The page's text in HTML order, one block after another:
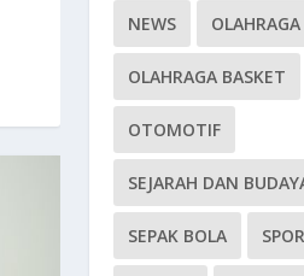
NEWS OLAHRAGA
OLAHRAGA BASKET
OTOMOTIF
SEJARAH DAN
SEPAK BOLA